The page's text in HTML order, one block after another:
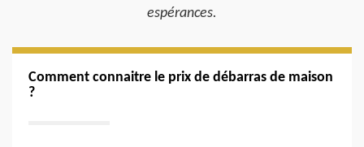
espérances.
Comment connaitre le prix de débarras de maison
?